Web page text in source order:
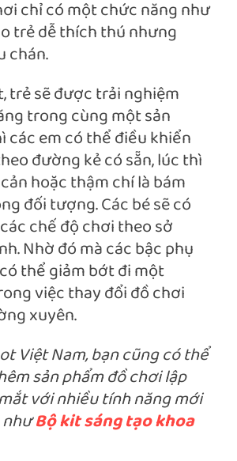
chỉ có một chức năng như
trẻ dễ thích thú nhưng
chán.
trẻ sẽ được trải nghiệm
trong cùng một sản
các em có thể điều khiển
đường kẻ có sẵn, lúc thì
hoặc thậm chí là bám
đối tượng. Các bé sẽ có
chế độ chơi theo sở
Nhờ đó mà các bậc phụ
thể giảm bớt đi một
việc thay đổi đồ chơi
xuyên.
Việt Nam, bạn cũng có thể
sản phẩm đồ chơi lập
với nhiều tính năng mới
nhưBộ kit sáng tạo khoa